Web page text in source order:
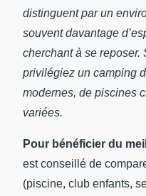
distinguent par un
souvent davantage
cherchant à se reposer.
privilégiez un camping
modernes, de piscines
variées.
Pour bénéficier du
est conseillé de
(piscine, club enfants,